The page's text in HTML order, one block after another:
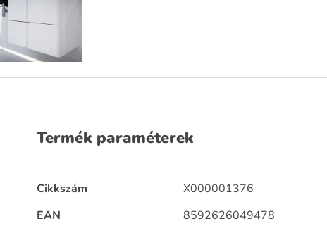
Termék paraméterek
Cikkszám
X000001376
EAN
8592626049478